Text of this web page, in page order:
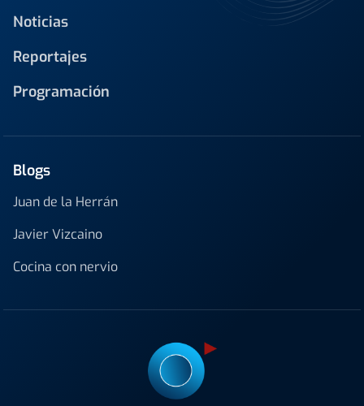
Noticias
Reportajes
Programación
Blogs
Juan de la Herrán
Javier Vizcaino
Cocina con nervio